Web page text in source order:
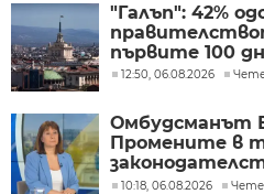
"Галъп": 42%
първите 100
12:50, 06.08.2026 Чете
Омбудсманът
Промените в
правят през
10:18, 06.08.2026 Чете